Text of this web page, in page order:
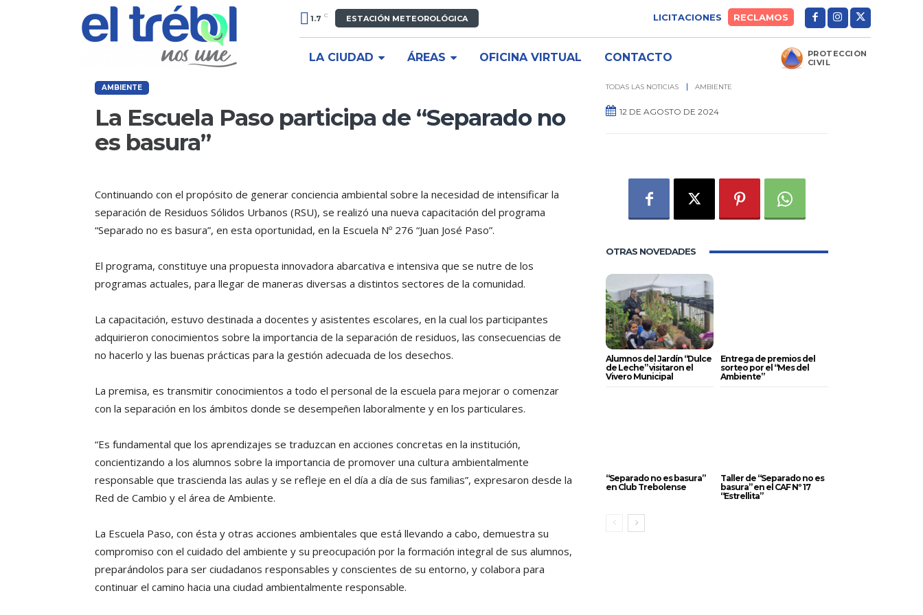
1.7 C ESTACIÓN METEOROLÓGICA LICITACIONES RECLAMOS
LA CIUDAD ÁREAS OFICINA VIRTUAL CONTACTO
PROTECCIÓN
CIVIL
AMBIENTE
La Escuela Paso participa de “Separado no
es basura”
Continuando con el propósito de generar conciencia ambiental sobre la necesidad de intensificar la
separación de Residuos Sólidos Urbanos (RSU), se realizó una nueva capacitación del programa
“Separado no es basura”, en esta oportunidad, en la Escuela Nº 276 “Juan José Paso”.
El programa, constituye una propuesta innovadora abarcativa e intensiva que se nutre de los
programas actuales, para llegar de maneras diversas a distintos sectores de la comunidad.
La capacitación, estuvo destinada a docentes y asistentes escolares, en la cual los participantes
adquirieron conocimientos sobre la importancia de la separación de residuos, las consecuencias de
no hacerlo y las buenas prácticas para la gestión adecuada de los desechos.
La premisa, es transmitir conocimientos a todo el personal de la escuela para mejorar o comenzar
con la separación en los ámbitos donde se desempeñen laboralmente y en los particulares.
“Es fundamental que los aprendizajes se traduzcan en acciones concretas en la institución,
concientizando a los alumnos sobre la importancia de promover una cultura ambientalmente
responsable que trascienda las aulas y se refleje en el día a día de sus familias”, expresaron desde la
Red de Cambio y el área de Ambiente.
La Escuela Paso, con ésta y otras acciones ambientales que está llevando a cabo, demuestra su
compromiso con el cuidado del ambiente y su preocupación por la formación integral de sus alumnos,
preparándolos para ser ciudadanos responsables y conscientes de su entorno, y colabora para
continuar el camino hacia una ciudad ambientalmente responsable.
TODAS LAS NOTICIAS AMBIENTE
12 DE AGOSTO DE 2024
OTRAS NOVEDADES
Alumnos del Jardín “Dulce
de Leche” visitaron el
Vivero Municipal
Entrega de premios del
sorteo por el “Mes del
Ambiente”
“Separado no es basura”
en Club Trebolense
Taller de “Separado no es
basura” en el CAF Nº 17
“Estrellita”